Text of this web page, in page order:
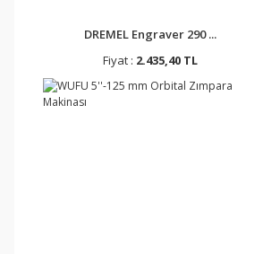
DREMEL Engraver 290 ...
Fiyat : 2.435,40 TL